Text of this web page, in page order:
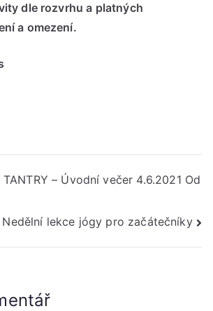
dle rozvrhu a platných
a omezení.
TANTRY – Úvodní večer 4.6.2021 Od
Nedělní lekce jógy pro začátečníky